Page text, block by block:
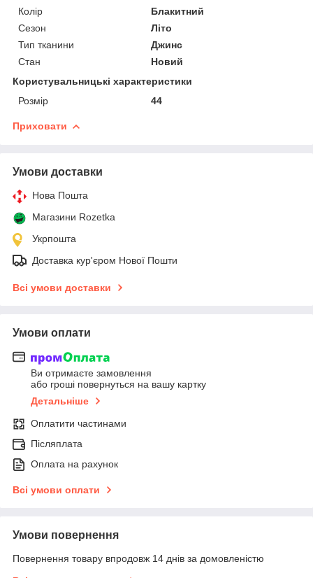
Колір
Блакитний
Сезон
Літо
Тип тканини
Джинс
Стан
Новий
Користувальницькі характеристики
Розмір
44
Приховати
Умови доставки
Нова Пошта
Магазини Rozetka
Укрпошта
Доставка кур'єром Нової Пошти
Всі умови доставки
Умови оплати
Ви отримаєте замовлення
або гроші повернуться на вашу картку
Детальніше
Оплатити частинами
Післяплата
Оплата на рахунок
Всі умови оплати
Умови повернення
Повернення товару впродовж 14 днів за домовленістю